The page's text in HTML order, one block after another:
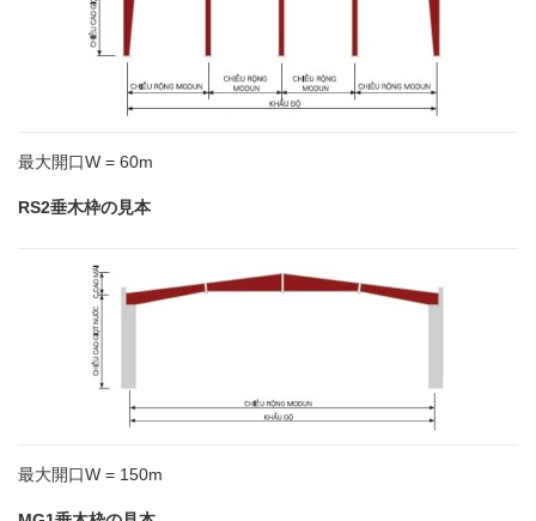
最大開口W = 60m
RS2垂木枠の見本
最大開口W = 150m